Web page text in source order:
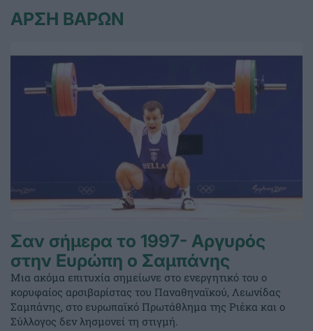
ΑΡΣΗ ΒΑΡΩΝ
Σαν σήμερα το 1997- Αργυρός
στην Ευρώπη ο Σαμπάνης
Μια ακόμα επιτυχία σημείωνε στο ενεργητικό του ο
κορυφαίος αρσιβαρίστας του Παναθηναϊκού, Λεωνίδας
Σαμπάνης, στο ευρωπαϊκό Πρωτάθλημα της Ριέκα και ο
Σύλλογος δεν λησμονεί τη στιγμή.